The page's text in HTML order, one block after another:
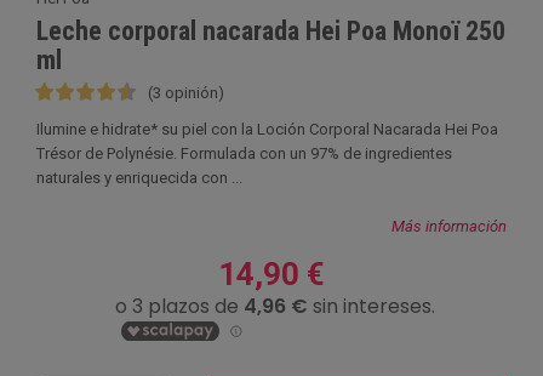
Leche corporal nacarada Hei Poa Monoï 250
ml
(3 opinión)
Ilumine e hidrate* su piel con la Loción Corporal Nacarada Hei Poa
Trésor de Polynésie. Formulada con un 97% de ingredientes
naturales y enriquecida con ...
Más información
14,90 €